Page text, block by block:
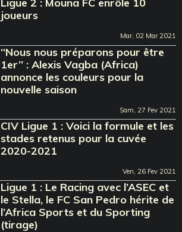
joueurs
Mar, 02 Mar 2021
‘‘Nous nous préparons pour être
1er’’ : Alexis Vagba (Africa)
annonce les couleurs pour la
nouvelle saison
Sam, 27 Fev 2021
CIV Ligue 1 : Voici la formule et les
stades retenus pour la cuvée
2020-2021
Ven, 26 Fev 2021
Ligue 1 : Le Racing avec l’ASEC et
le Stella, le FC San Pedro hérite de
l’Africa Sports et du Sporting
(tirage)